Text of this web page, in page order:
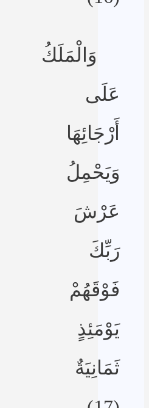
وَالْمَلَكُ
عَلَى
أَرْجَائِهَا
وَيَحْمِلُ
عَرْشَ
رَبِّكَ
فَوْقَهُمْ
يَوْمَئِذٍ
ثَمَانِيَةٌ